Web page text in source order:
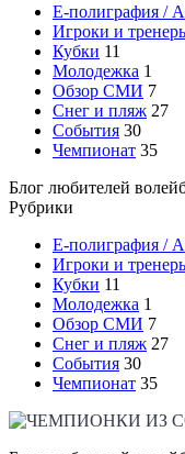
E-полиграфия /
Игроки и
Кубки 11
Молодежка 1
Обзор СМИ 7
Снег и пляж 27
События 30
Чемпионат 35
Блог любителей
Рубрики
E-полиграфия /
Игроки и
Кубки 11
Молодежка 1
Обзор СМИ 7
Снег и пляж 27
События 30
Чемпионат 35